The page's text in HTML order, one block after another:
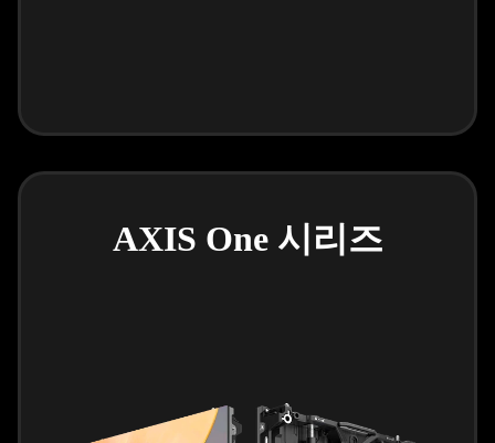
AXIS One 시리즈